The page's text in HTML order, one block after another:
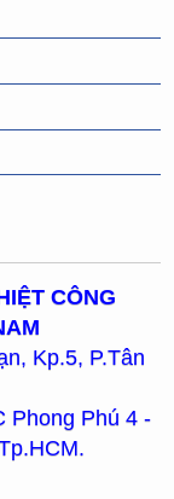
CÔNG
Kp.5, P.Tân
Phong Phú 4 -